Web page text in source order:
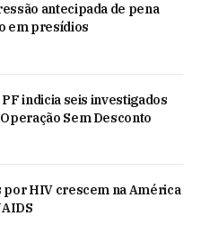
antecipada de pena
em presídios
indicia seis investigados
Sem Desconto
por HIV crescem na América